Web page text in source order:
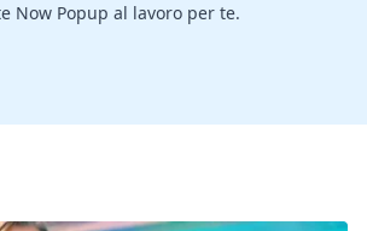
Now Popup al lavoro per te.